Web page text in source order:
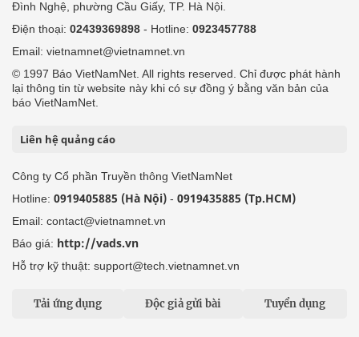
Đình Nghệ, phường Cầu Giấy, TP. Hà Nội.
Điện thoại: 02439369898 - Hotline: 0923457788
Email: vietnamnet@vietnamnet.vn
© 1997 Báo VietNamNet. All rights reserved. Chỉ được phát hành
lại thông tin từ website này khi có sự đồng ý bằng văn bản của
báo VietNamNet.
Liên hệ quảng cáo
Công ty Cổ phần Truyền thông VietNamNet
Hotline: 0919405885 (Hà Nội) - 0919435885 (Tp.HCM)
Email: contact@vietnamnet.vn
Báo giá: http://vads.vn
Hỗ trợ kỹ thuật: support@tech.vietnamnet.vn
Tải ứng dụng Độc giả gửi bài Tuyển dụng